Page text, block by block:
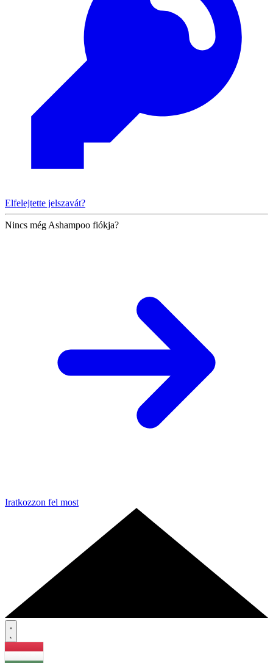
Elfelejtette jelszavát?
Nincs még Ashampoo fiókja?
Iratkozzon fel most